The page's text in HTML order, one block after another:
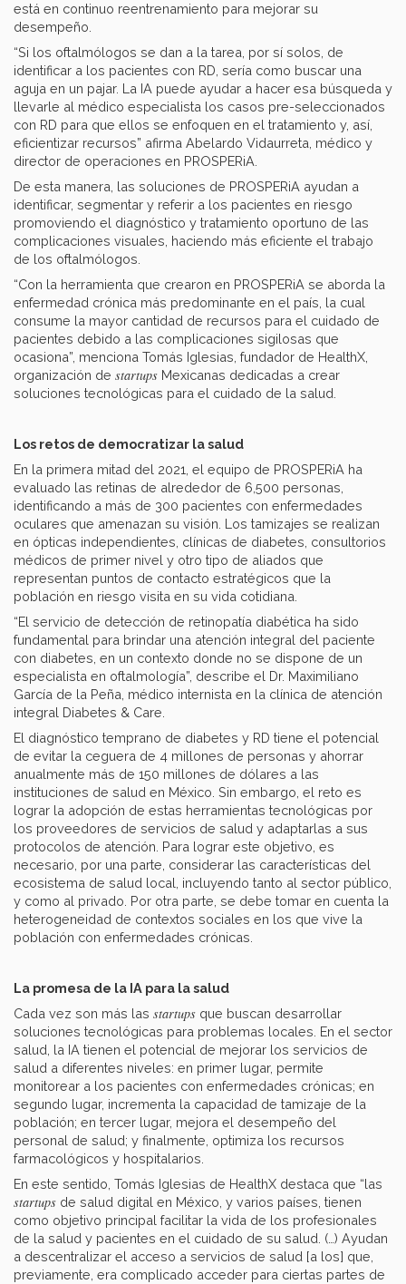
está en continuo reentrenamiento para mejorar su
desempeño.
“Si los oftalmólogos se dan a la tarea, por sí solos, de
identificar a los pacientes con RD, sería como buscar una
aguja en un pajar. La IA puede ayudar a hacer esa búsqueda y
llevarle al médico especialista los casos pre-seleccionados
con RD para que ellos se enfoquen en el tratamiento y, así,
eficientizar recursos” afirma Abelardo Vidaurreta, médico y
director de operaciones en PROSPERiA.
De esta manera, las soluciones de PROSPERiA ayudan a
identificar, segmentar y referir a los pacientes en riesgo
promoviendo el diagnóstico y tratamiento oportuno de las
complicaciones visuales, haciendo más eficiente el trabajo
de los oftalmólogos.
“Con la herramienta que crearon en PROSPERiA se aborda la
enfermedad crónica más predominante en el país, la cual
consume la mayor cantidad de recursos para el cuidado de
pacientes debido a las complicaciones sigilosas que
ocasiona”, menciona Tomás Iglesias, fundador de HealthX,
organización de startups Mexicanas dedicadas a crear
soluciones tecnológicas para el cuidado de la salud.
Los retos de democratizar la salud
En la primera mitad del 2021, el equipo de PROSPERiA ha
evaluado las retinas de alrededor de 6,500 personas,
identificando a más de 300 pacientes con enfermedades
oculares que amenazan su visión. Los tamizajes se realizan
en ópticas independientes, clínicas de diabetes, consultorios
médicos de primer nivel y otro tipo de aliados que
representan puntos de contacto estratégicos que la
población en riesgo visita en su vida cotidiana.
“El servicio de detección de retinopatía diabética ha sido
fundamental para brindar una atención integral del paciente
con diabetes, en un contexto donde no se dispone de un
especialista en oftalmología”, describe el Dr. Maximiliano
García de la Peña, médico internista en la clínica de atención
integral Diabetes & Care.
El diagnóstico temprano de diabetes y RD tiene el potencial
de evitar la ceguera de 4 millones de personas y ahorrar
anualmente más de 150 millones de dólares a las
instituciones de salud en México. Sin embargo, el reto es
lograr la adopción de estas herramientas tecnológicas por
los proveedores de servicios de salud y adaptarlas a sus
protocolos de atención. Para lograr este objetivo, es
necesario, por una parte, considerar las características del
ecosistema de salud local, incluyendo tanto al sector público,
y como al privado. Por otra parte, se debe tomar en cuenta la
heterogeneidad de contextos sociales en los que vive la
población con enfermedades crónicas.
La promesa de la IA para la salud
Cada vez son más las startups que buscan desarrollar
soluciones tecnológicas para problemas locales. En el sector
salud, la IA tienen el potencial de mejorar los servicios de
salud a diferentes niveles: en primer lugar, permite
monitorear a los pacientes con enfermedades crónicas; en
segundo lugar, incrementa la capacidad de tamizaje de la
población; en tercer lugar, mejora el desempeño del
personal de salud; y finalmente, optimiza los recursos
farmacológicos y hospitalarios.
En este sentido, Tomás Iglesias de HealthX destaca que “las
startups de salud digital en México, y varios países, tienen
como objetivo principal facilitar la vida de los profesionales
de la salud y pacientes en el cuidado de su salud. (…) Ayudan
a descentralizar el acceso a servicios de salud [a los] que,
previamente, era complicado acceder para ciertas partes de